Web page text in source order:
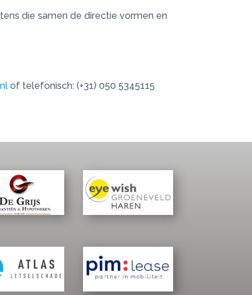
die samen de directie vormen en
of telefonisch: (+31) 050 5345115